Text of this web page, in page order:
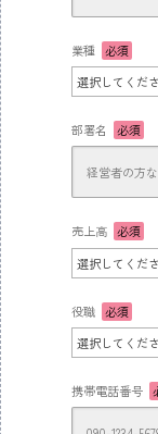
業種 必須
部署名 必須
売上高 必須
役職 必須
携帯電話番号